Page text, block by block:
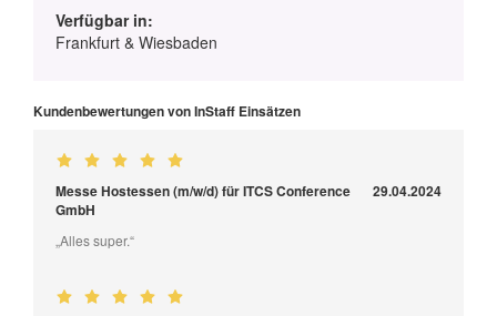
Verfügbar in:
Frankfurt & Wiesbaden
Kundenbewertungen von InStaff Einsätzen
Messe Hostessen (m/w/d) für ITCS Conference
GmbH
29.04.2024
„Alles super.“